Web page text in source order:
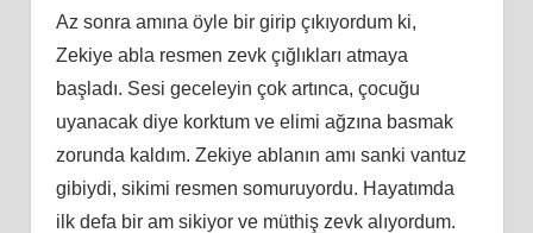
Az sonra amına öyle bir girip çıkıyordum ki,
Zekiye abla resmen zevk çığlıkları atmaya
başladı. Sesi geceleyin çok artınca, çocuğu
uyanacak diye korktum ve elimi ağzına basmak
zorunda kaldım. Zekiye ablanın amı sanki vantuz
gibiydi, sikimi resmen somuruyordu. Hayatımda
ilk defa bir am sikiyor ve müthiş zevk alıyordum.